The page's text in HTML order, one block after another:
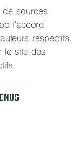
de sources
l’accord
respectifs.
le site des